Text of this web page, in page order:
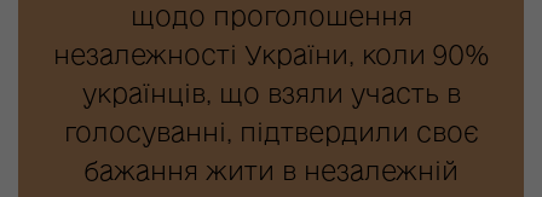
щодо проголошення
незалежності України, коли 90%
українців, що взяли участь в
голосуванні, підтвердили своє
бажання жити в незалежній